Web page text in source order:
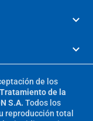
de los
de la
S.A. Todos los
reproducción total